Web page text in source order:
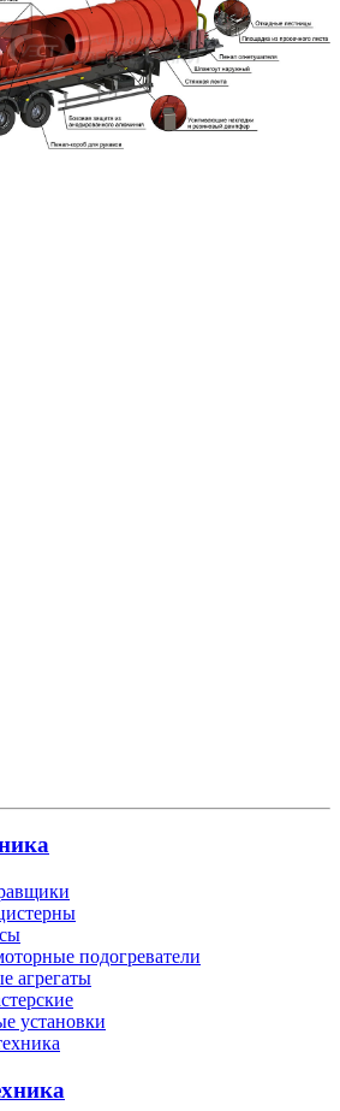
подогреватели
агрегаты
установки